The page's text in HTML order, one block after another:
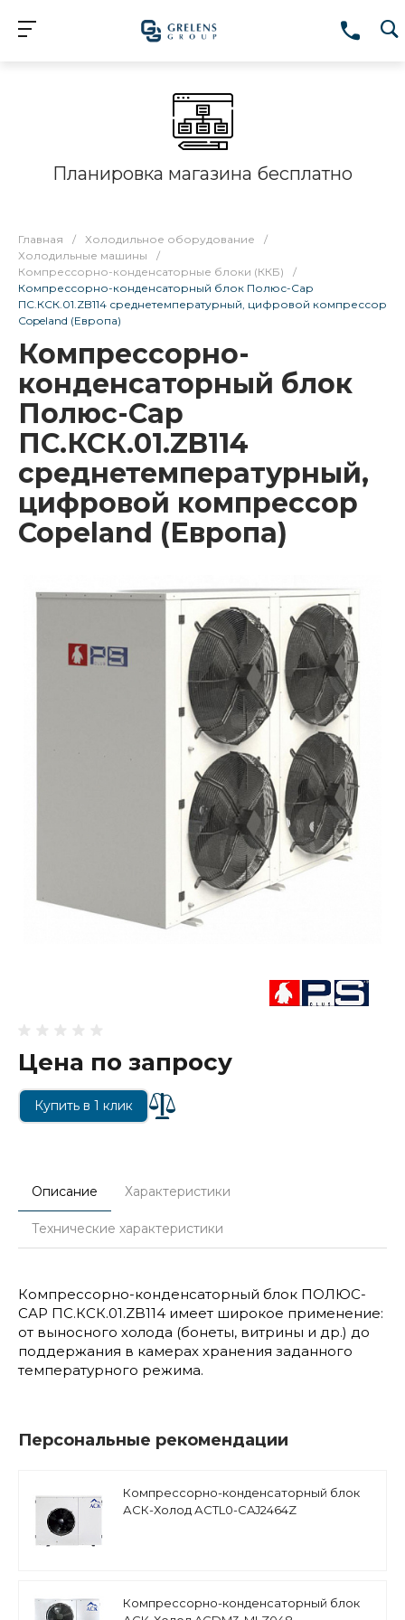
Планировка магазина бесплатно
Главная / Холодильное оборудование
/
Холодильные машины
/
Компрессорно-конденсаторные блоки (ККБ)
/
Компрессорно-конденсаторный блок Полюс-Сар
ПС.КСК.01.ZB114 среднетемпературный, цифровой компрессор
Copeland (Европа)
Компрессорно-
конденсаторный блок
Полюс-Сар
ПС.КСК.01.ZB114
среднетемпературный,
цифровой компрессор
Copeland (Европа)
Цена по запросу
Купить в 1 клик
Описание Характеристики
Технические характеристики
Компрессорно-конденсаторный блок ПОЛЮС-
САР ПС.КСК.01.ZB114 имеет широкое применение:
от выносного холода (бонеты, витрины и др.) до
поддержания в камерах хранения заданного
температурного режима.
Персональные рекомендации
Компрессорно-конденсаторный блок
АСК-Холод АCTL0-CAJ2464Z
Компрессорно-конденсаторный блок